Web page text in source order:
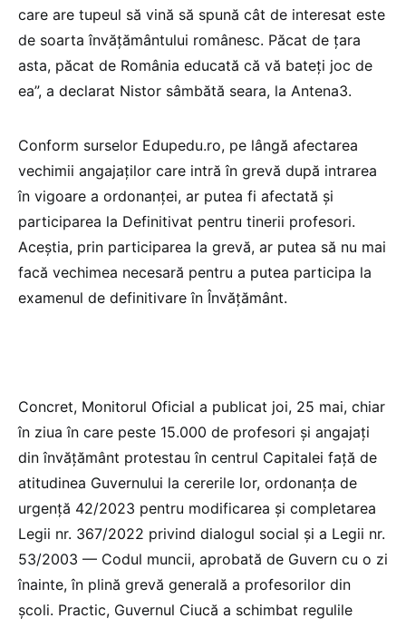
care are tupeul să vină să spună cât de interesat este
de soarta învățământului românesc. Păcat de țara
asta, păcat de România educată că vă bateți joc de
ea”, a declarat Nistor sâmbătă seara, la Antena3.
Conform surselor Edupedu.ro, pe lângă afectarea
vechimii angajaților care intră în grevă după intrarea
în vigoare a ordonanței, ar putea fi afectată și
participarea la Definitivat pentru tinerii profesori.
Aceștia, prin participarea la grevă, ar putea să nu mai
facă vechimea necesară pentru a putea participa la
examenul de definitivare în Învățământ.
Concret, Monitorul Oficial a publicat joi, 25 mai, chiar
în ziua în care peste 15.000 de profesori și angajați
din învățământ protestau în centrul Capitalei față de
atitudinea Guvernului la cererile lor, ordonanța de
urgență 42/2023 pentru modificarea și completarea
Legii nr. 367/2022 privind dialogul social și a Legii nr.
53/2003 — Codul muncii, aprobată de Guvern cu o zi
înainte, în plină grevă generală a profesorilor din
școli. Practic, Guvernul Ciucă a schimbat regulile